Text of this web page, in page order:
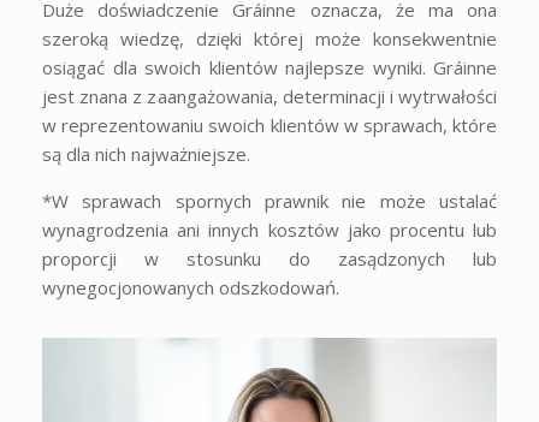
Duże doświadczenie Gráinne oznacza, że ma ona
szeroką wiedzę, dzięki której może konsekwentnie
osiągać dla swoich klientów najlepsze wyniki. Gráinne
jest znana z zaangażowania, determinacji i wytrwałości
w reprezentowaniu swoich klientów w sprawach, które
są dla nich najważniejsze.
*W sprawach spornych prawnik nie może ustalać
wynagrodzenia ani innych kosztów jako procentu lub
proporcji w stosunku do zasądzonych lub
wynegocjonowanych odszkodowań.